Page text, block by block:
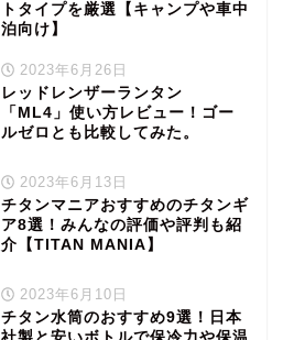
トタイプを厳選【キャンプや車中
泊向け】
2023年6月26日
レッドレンザーランタン
「ML4」使い方レビュー！ゴー
ルゼロとも比較してみた。
2023年6月13日
チタンマニアおすすめのチタンギ
ア8選！みんなの評価や評判も紹
介【TITAN MANIA】
2023年6月10日
チタン水筒のおすすめ9選！日本